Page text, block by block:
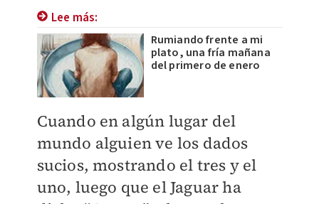
Lee más:
Rumiando frente a mi
plato, una fría mañana
del primero de enero
Cuando en algún lugar del
mundo alguien ve los dados
sucios, mostrando el tres y el
uno, luego que el Jaguar ha